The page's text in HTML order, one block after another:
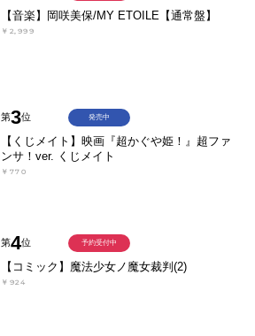
【音楽】岡咲美保/MY ETOILE【通常盤】
￥2,999
第3位
【くじメイト】映画『超かぐや姫！』超ファ
ンサ！ver. くじメイト
￥770
発売中
第4位
【コミック】魔法少女ノ魔女裁判(2)
￥924
予約受付中